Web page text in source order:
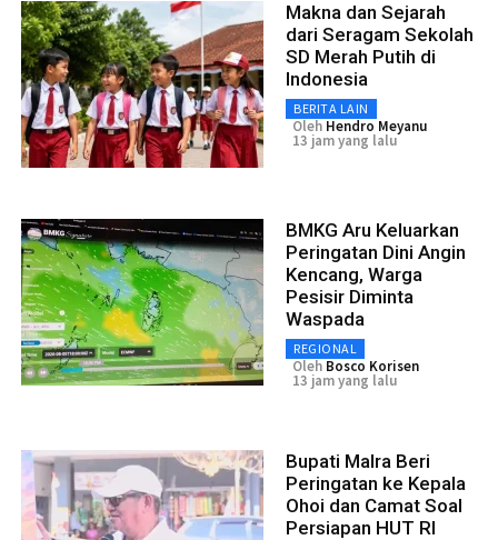
Makna dan Sejarah
dari Seragam Sekolah
SD Merah Putih di
Indonesia
BERITA LAIN
Oleh Hendro Meyanu
13 jam yang lalu
BMKG Aru Keluarkan
Peringatan Dini Angin
Kencang, Warga
Pesisir Diminta
Waspada
REGIONAL
Oleh Bosco Korisen
13 jam yang lalu
Bupati Malra Beri
Peringatan ke Kepala
Ohoi dan Camat Soal
Persiapan HUT RI